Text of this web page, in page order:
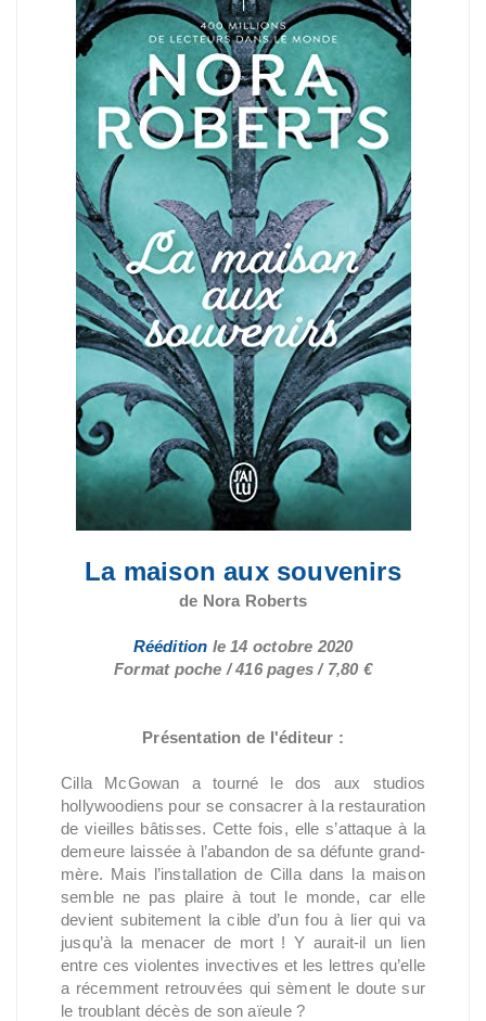
La maison aux souvenirs
de Nora Roberts
Réédition le 14 octobre 2020
Format poche / 416 pages / 7,80 €
Présentation de l'éditeur :
Cilla McGowan a tourné le dos aux studios
hollywoodiens pour se consacrer à la restauration
de vieilles bâtisses. Cette fois, elle s’attaque à la
demeure laissée à l’abandon de sa défunte grand-
mère. Mais l’installation de Cilla dans la maison
semble ne pas plaire à tout le monde, car elle
devient subitement la cible d’un fou à lier qui va
jusqu’à la menacer de mort ! Y aurait-il un lien
entre ces violentes invectives et les lettres qu’elle
a récemment retrouvées qui sèment le doute sur
le troublant décès de son aïeule ?